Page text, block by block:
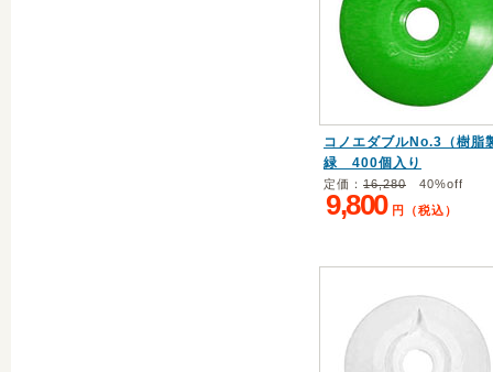
コノエダブルNo.3（樹脂
緑 400個入り
定価： 16,280 40%off
9,800 円（税込）